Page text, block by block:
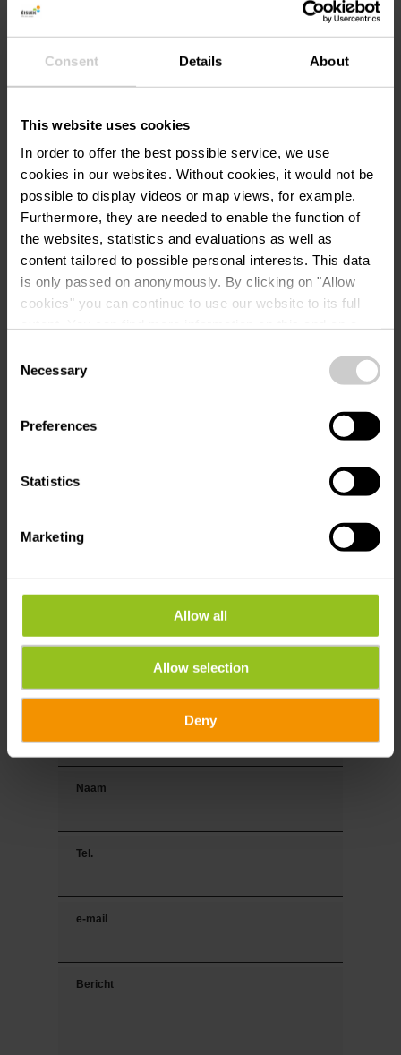
Consent Details About
This website uses cookies
In order to offer the best possible service, we use
cookies in our websites. Without cookies, it would not be
possible to display videos or map views, for example.
Furthermore, they are needed to enable the function of
the websites, statistics and evaluations as well as
content tailored to possible personal interests. This data
is only passed on anonymously. By clicking on "Allow
cookies" you can continue to use our website to its full
time.
Selection
Necessary
Preferences
Statistics
Marketing
Allow all
Allow selection
Deny
http://www.campingettelbru
Aanvraag
Uw reisdata
Gasten
Uw contactgegevens
Naam
Tel.
e-mail
Bericht